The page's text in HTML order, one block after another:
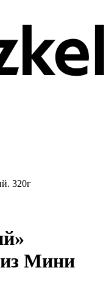
320г
из Мини